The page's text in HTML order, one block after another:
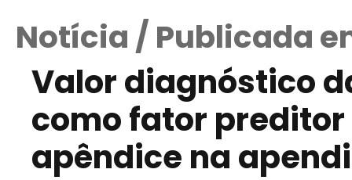
Notícia / Publicada
Valor diagnóstico
como fator
apêndice na